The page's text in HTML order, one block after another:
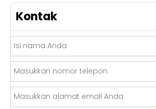
Kontak